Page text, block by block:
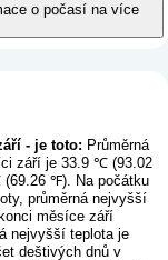
o počasí na více
- je toto: Průměrná
září je 33.9 ℃ (93.02
℉). Na počátku
průměrná nejvyšší
měsíce září
nejvyšší teplota je
deštivých dnů v